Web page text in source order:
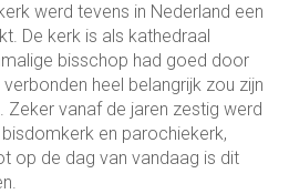
werd tevens in Nederland een
De kerk is als kathedraal
bisschop had goed door
heel belangrijk zou zijn
vanaf de jaren zestig werd
en parochiekerk,
op de dag van vandaag is dit